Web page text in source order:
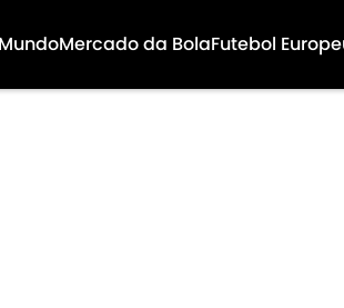
Mercado da BolaFutebol